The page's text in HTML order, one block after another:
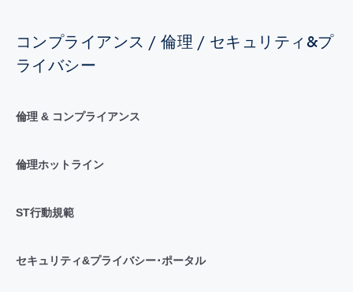
コンプライアンス / 倫理 / セキュリティ&プ
ライバシー
倫理 & コンプライアンス
倫理ホットライン
ST行動規範
セキュリティ&プライバシー･ポータル